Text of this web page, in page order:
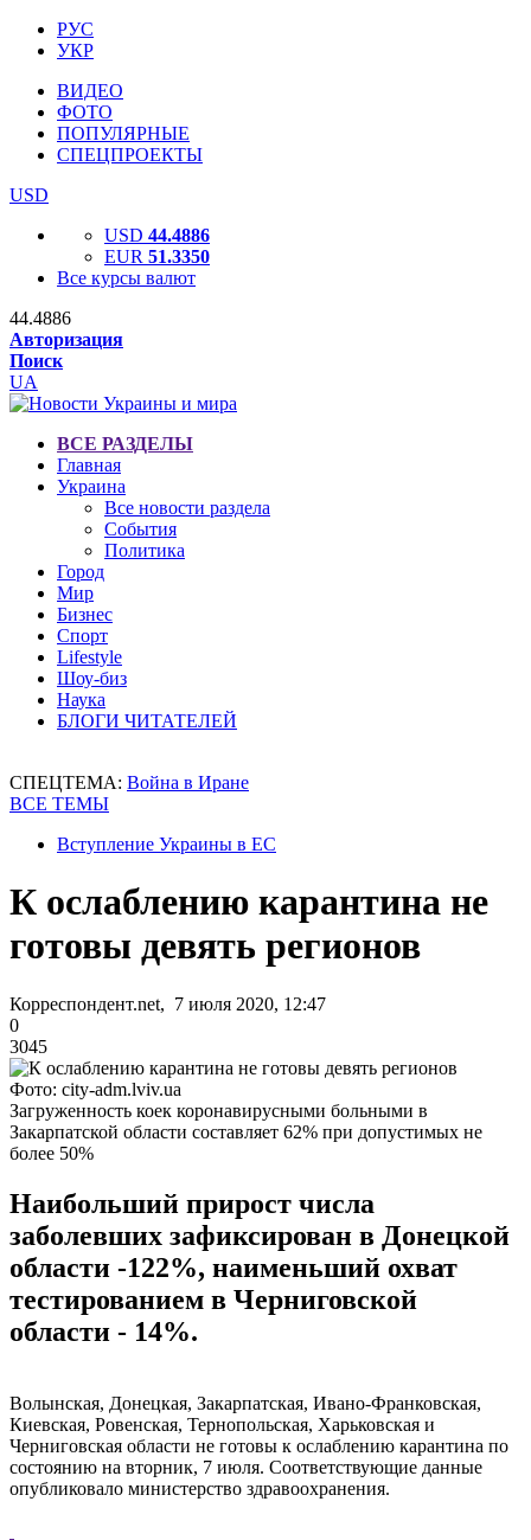
РУС
УКР
ВИДЕО
ФОТО
ПОПУЛЯРНЫЕ
СПЕЦПРОЕКТЫ
USD
USD 44.4886
EUR 51.3350
Все курсы валют
44.4886
Авторизация
Поиск
UA
ВСЕ РАЗДЕЛЫ
Главная
Украина
Все новости раздела
События
Политика
Город
Мир
Бизнес
Спорт
Lifestyle
Шоу-биз
Наука
БЛОГИ ЧИТАТЕЛЕЙ
СПЕЦТЕМА: Война в Иране
ВСЕ ТЕМЫ
Вступление Украины в ЕС
К ослаблению карантина не
готовы девять регионов
Корреспондент.net, 7 июля 2020, 12:47
0
3045
Фото: city-adm.lviv.ua
Загруженность коек коронавирусными больными в
Закарпатской области составляет 62% при допустимых не
более 50%
Наибольший прирост числа
заболевших зафиксирован в Донецкой
области -122%, наименьший охват
тестированием в Черниговской
области - 14%.
Волынская, Донецкая, Закарпатская, Ивано-Франковская,
Киевская, Ровенская, Тернопольская, Харьковская и
Черниговская области не готовы к ослаблению карантина по
состоянию на вторник, 7 июля. Соответствующие данные
опубликовало министерство здравоохранения.